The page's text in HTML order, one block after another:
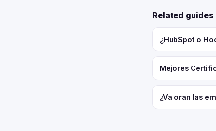
Related guides
¿HubSpot o
Mejores
¿Valoran las